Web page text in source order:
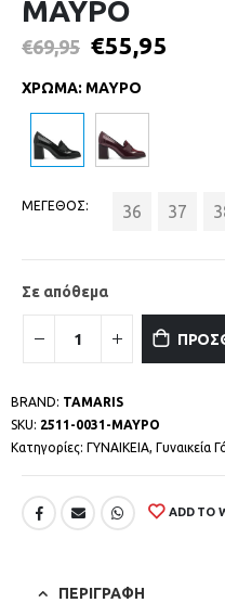
ΜΑΥΡΟ
€69,95 €55,95
ΧΡΩΜΑ: ΜΑΥΡΟ
ΜΕΓΕΘΟΣ 36 37
Σε απόθεμα
BRAND: TAMARIS
SKU: 2511-0031-ΜΑΥΡΟ
Κατηγορίες: ΓΥΝΑΙΚΕΙΑ, Γυναικεία
ADD TO
ΠΕΡΙΓΡΑΦΗ